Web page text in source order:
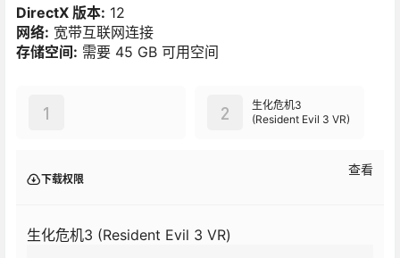
DirectX 版本: 12
网络: 宽带互联网连接
存储空间: 需要 45 GB 可用空间
1
生化危机3
(Resident Evil 3 VR)
2
下载权限
查看
生化危机3 (Resident Evil 3 VR)